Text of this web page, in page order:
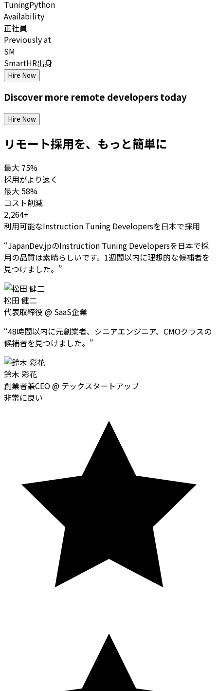
TuningPython
Availability
正社員
Previously at
SM
SmartHR出身
Hire Now
Discover more remote developerstoday
Hire Now
リモート採用を、もっと簡単に
最大 75%
採用がより速く
最大 58%
コスト削減
2,264+
利用可能なInstruction Tuning Developersを日本で採用
“JapanDev.jpのInstruction Tuning Developersを日本で採
用の品質は素晴らしいです。1週間以内に理想的な候補者を
見つけました。 ”
松田 健二
代表取締役 @ SaaS企業
“48時間以内に元創業者、シニアエンジニア、CMOクラスの
候補者を見つけました。 ”
鈴木 彩花
創業者兼CEO@ テックスタートアップ
非常に良い